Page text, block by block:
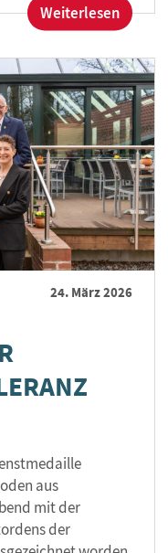
Weiterlesen:
Aurich
den
„Carl-
Preis“
aus
24. März 2026
aus
mit der
der